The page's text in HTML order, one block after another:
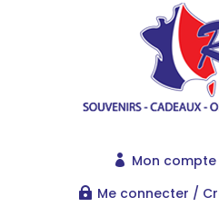
 Mon compte
 Me connecter /